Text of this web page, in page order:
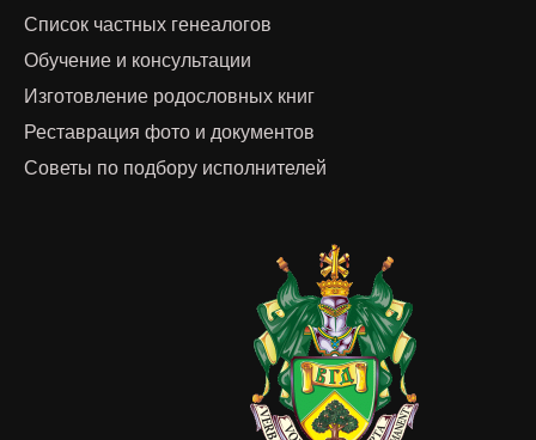
Список частных генеалогов
Обучение и консультации
Изготовление родословных книг
Реставрация фото и документов
Советы по подбору исполнителей